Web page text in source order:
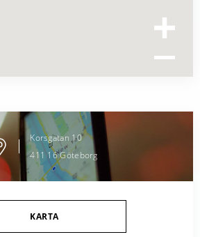
Korsgatan 10
411 16Göteborg
KARTA